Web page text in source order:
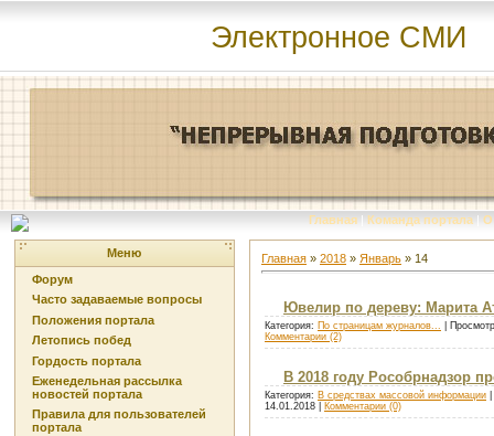
Электронное СМИ
Главная | Команда портала | О
Меню
Форум
Часто задаваемые вопросы
Положения портала
Летопись побед
Гордость портала
Еженедельная рассылка
новостей портала
Правила для пользователей
портала
Главная » 2018 » Январь » 14
Ювелир по дереву: Марита
Категория: По страницам журналов... |
Комментарии (2)
В 2018 году Рособрнадзор
Категория: В средствах массовой информации
14.01.2018
Комментарии (0)